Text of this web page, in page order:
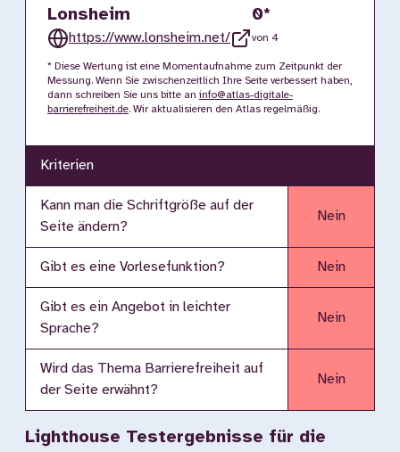
Lonsheim
https://www.lonsheim.net/
0*
von 4
* Diese Wertung ist eine Momentaufnahme zum Zeitpunkt der
Messung. Wenn Sie zwischenzeitlich Ihre Seite verbessert haben,
dann schreiben Sie uns bitte an info@atlas-digitale-
barrierefreiheit.de. Wir aktualisieren den Atlas regelmäßig.
Kriterien
Kann man die Schriftgröße auf der
Seite ändern?
Nein
Gibt es eine Vorlesefunktion? Nein
Gibt es ein Angebot in leichter
Sprache?
Nein
Wird das Thema Barrierefreiheit auf
der Seite erwähnt?
Nein
Lighthouse Testergebnisse für die